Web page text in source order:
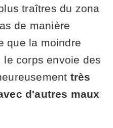
traîtres du zona
de manière
que la moindre
le corps envoie des
très
d'autres maux